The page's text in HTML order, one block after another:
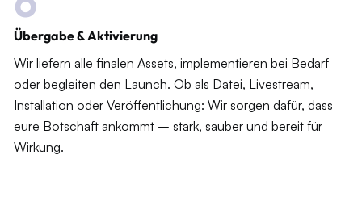
Übergabe & Aktivierung
Wir liefern alle finalen Assets, implementieren bei Bedarf
oder begleiten den Launch. Ob als Datei, Livestream,
Installation oder Veröffentlichung: Wir sorgen dafür, dass
eure Botschaft ankommt – stark, sauber und bereit für
Wirkung.